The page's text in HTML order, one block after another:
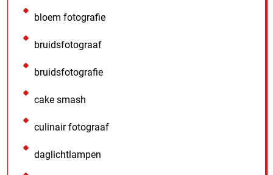
bloem fotografie
bruidsfotograaf
bruidsfotografie
cake smash
culinair fotograaf
daglichtlampen